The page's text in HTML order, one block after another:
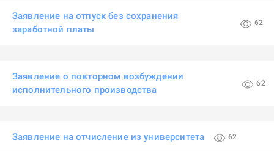
Заявление на отпуск без сохранения
заработной платы
62
Заявление о повторном возбуждении
исполнительного производства
62
Заявление на отчисление из университета 62